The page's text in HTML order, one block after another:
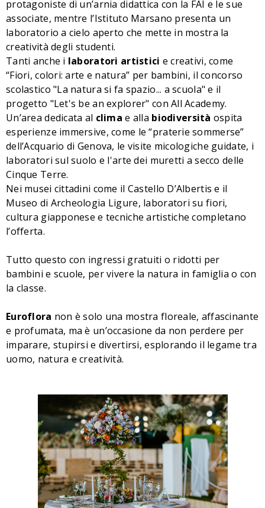
protagoniste di un’arnia didattica con la FAI e le sue
associate, mentre l’Istituto Marsano presenta un
laboratorio a cielo aperto che mette in mostra la
creatività degli studenti.
Tanti anche i laboratori artistici e creativi, come
“Fiori, colori: arte e natura” per bambini, il concorso
scolastico "La natura si fa spazio... a scuola" e il
progetto "Let's be an explorer" con All Academy.
Un’area dedicata al clima e alla biodiversità ospita
esperienze immersive, come le “praterie sommerse”
dell’Acquario di Genova, le visite micologiche guidate, i
laboratori sul suolo e l'arte dei muretti a secco delle
Cinque Terre.
Nei musei cittadini come il Castello D’Albertis e il
Museo di Archeologia Ligure, laboratori su fiori,
cultura giapponese e tecniche artistiche completano
l’offerta.
Tutto questo con ingressi gratuiti o ridotti per
bambini e scuole, per vivere la natura in famiglia o con
la classe.
Euroflora non è solo una mostra floreale, affascinante
e profumata, ma è un’occasione da non perdere per
imparare, stupirsi e divertirsi, esplorando il legame tra
uomo, natura e creatività.